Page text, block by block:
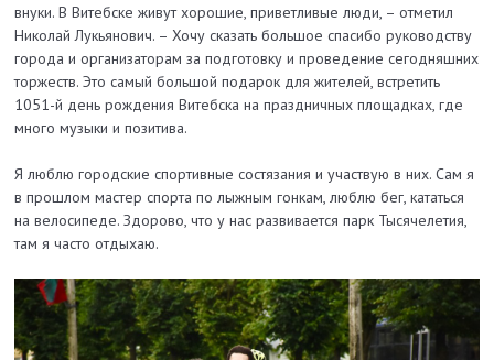
внуки. В Витебске живут хорошие, приветливые люди, – отметил
Николай Лукьянович. – Хочу сказать большое спасибо руководству
города и организаторам за подготовку и проведение сегодняшних
торжеств. Это самый большой подарок для жителей, встретить
1051-й день рождения Витебска на праздничных площадках, где
много музыки и позитива.
Я люблю городские спортивные состязания и участвую в них. Сам я
в прошлом мастер спорта по лыжным гонкам, люблю бег, кататься
на велосипеде. Здорово, что у нас развивается парк Тысячелетия,
там я часто отдыхаю.